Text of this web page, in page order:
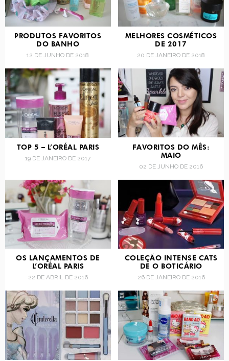
PRODUTOS FAVORITOS
DO BANHO
12 DE JUNHO DE 2018
MELHORES COSMÉTICOS
DE 2017
20 DE JANEIRO DE 2018
TOP 5 – L’ORÉAL PARIS
19 DE JANEIRO DE 2017
FAVORITOS DO MÊS:
MAIO
02 DE JUNHO DE 2016
OS LANÇAMENTOS DE
L’ORÉAL PARIS
22 DE ABRIL DE 2016
COLEÇÃO INTENSE CATS
DE O BOTICÁRIO
26 DE JANEIRO DE 2016